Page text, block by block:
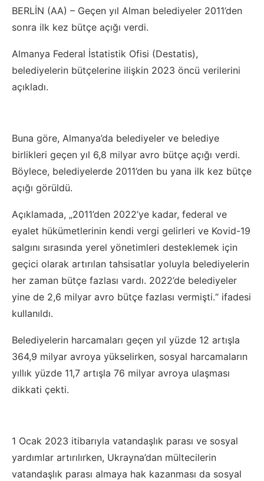
BERLİN (AA) – Geçen yıl Alman belediyeler 2011’den
sonra ilk kez bütçe açığı verdi.
Almanya Federal İstatistik Ofisi (Destatis),
belediyelerin bütçelerine ilişkin 2023 öncü verilerini
açıkladı.
Buna göre, Almanya’da belediyeler ve belediye
birlikleri geçen yıl 6,8 milyar avro bütçe açığı verdi.
Böylece, belediyelerde 2011’den bu yana ilk kez bütçe
açığı görüldü.
Açıklamada, „2011’den 2022’ye kadar, federal ve
eyalet hükümetlerinin kendi vergi gelirleri ve Kovid-19
salgını sırasında yerel yönetimleri desteklemek için
geçici olarak artırılan tahsisatlar yoluyla belediyelerin
her zaman bütçe fazlası vardı. 2022’de belediyeler
yine de 2,6 milyar avro bütçe fazlası vermişti.“ ifadesi
kullanıldı.
Belediyelerin harcamaları geçen yıl yüzde 12 artışla
364,9 milyar avroya yükselirken, sosyal harcamaların
yıllık yüzde 11,7 artışla 76 milyar avroya ulaşması
dikkati çekti.
1 Ocak 2023 itibarıyla vatandaşlık parası ve sosyal
yardımlar artırılırken, Ukrayna’dan mültecilerin
vatandaşlık parası almaya hak kazanması da sosyal